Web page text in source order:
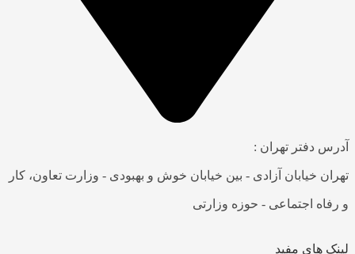
دفتر تهران :
خیابان آزادی - بین خیابان خوش و بهبودی - وزارت تعاون، کار
رفاه اجتماعی - حوزه وزارتی
های مفید